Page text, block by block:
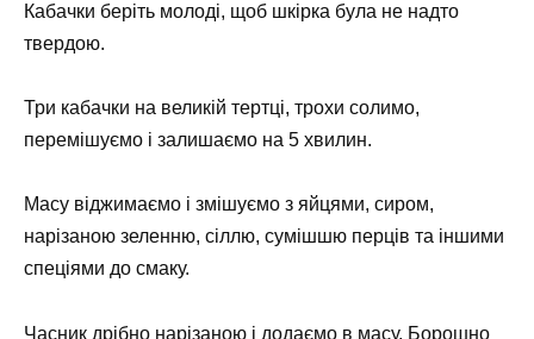
Кабачки беріть молоді, щоб шкірка була не надто
твердою.
Три кабачки на великій тертці, трохи солимо,
перемішуємо і залишаємо на 5 хвилин.
Масу віджимаємо і змішуємо з яйцями, сиром,
нарізаною зеленню, сіллю, сумішшю перців та іншими
спеціями до смаку.
Часник дрібно нарізаною і додаємо в масу. Борошно